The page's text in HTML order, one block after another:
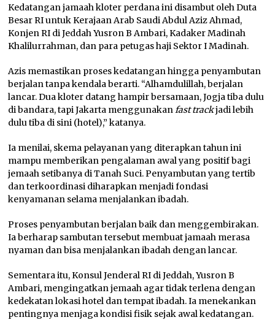
Kedatangan jamaah kloter perdana ini disambut oleh Duta
Besar RI untuk Kerajaan Arab Saudi Abdul Aziz Ahmad,
Konjen RI di Jeddah Yusron B Ambari, Kadaker Madinah
Khalilurrahman, dan para petugas haji Sektor I Madinah.
Azis memastikan proses kedatangan hingga penyambutan
berjalan tanpa kendala berarti. “Alhamdulillah, berjalan
lancar. Dua kloter datang hampir bersamaan, Jogja tiba dulu
di bandara, tapi Jakarta menggunakanfast trackjadi lebih
dulu tiba di sini (hotel),” katanya.
Ia menilai, skema pelayanan yang diterapkan tahun ini
mampu memberikan pengalaman awal yang positif bagi
jemaah setibanya di Tanah Suci. Penyambutan yang tertib
dan terkoordinasi diharapkan menjadi fondasi
kenyamanan selama menjalankan ibadah.
Proses penyambutan berjalan baik dan menggembirakan.
Ia berharap sambutan tersebut membuat jamaah merasa
nyaman dan bisa menjalankan ibadah dengan lancar.
Sementara itu, Konsul Jenderal RI di Jeddah, Yusron B
Ambari, mengingatkan jemaah agar tidak terlena dengan
kedekatan lokasi hotel dan tempat ibadah. Ia menekankan
pentingnya menjaga kondisi fisik sejak awal kedatangan.